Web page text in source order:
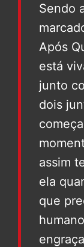
Sendo
Após
está
junto
dois
assim
ela
que